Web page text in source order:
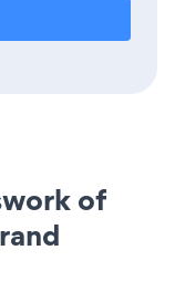
of